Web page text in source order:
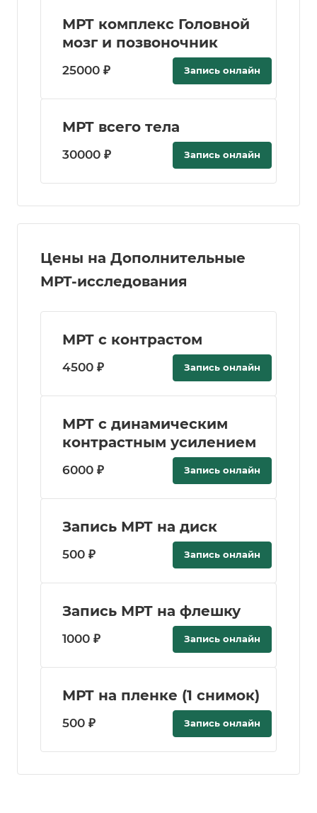
МРТ комплекс Головной
мозг и позвоночник
25000 ₽ Запись онлайн
МРТ всего тела
30000 ₽ Запись онлайн
Цены на Дополнительные
МРТ-исследования
МРТ с контрастом
4500 ₽ Запись онлайн
МРТ с динамическим
контрастным усилением
6000 ₽ Запись онлайн
Запись МРТ на диск
500 ₽ Запись онлайн
Запись МРТ на флешку
1000 ₽ Запись онлайн
МРТ на пленке (1 снимок)
500 ₽ Запись онлайн